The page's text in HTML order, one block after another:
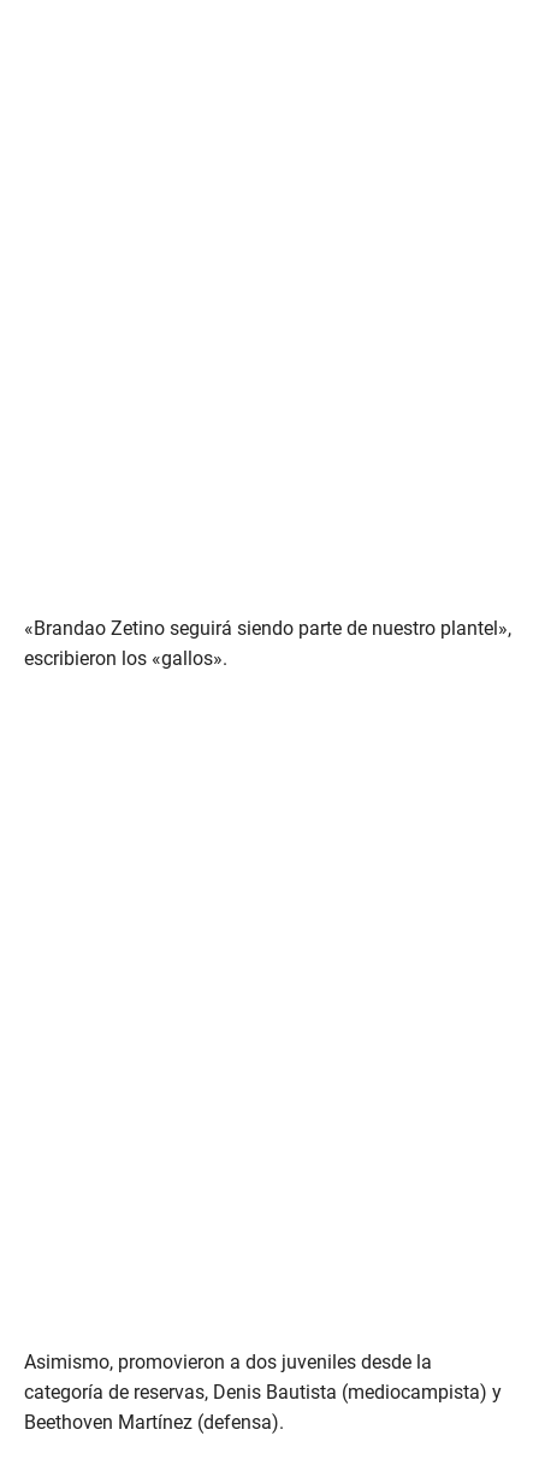
«Brandao Zetino seguirá siendo parte de nuestro plantel»,
escribieron los «gallos».
Asimismo, promovieron a dos juveniles desde la
categoría de reservas, Denis Bautista (mediocampista) y
Beethoven Martínez (defensa).